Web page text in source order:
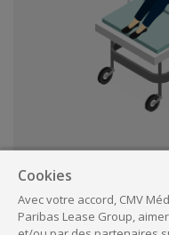
Travaux
rénovation,
Cookies
Avec votre accord, CMV
Paribas Lease Group,